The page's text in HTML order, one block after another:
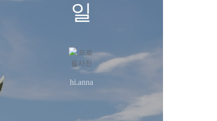
일
hi.anna